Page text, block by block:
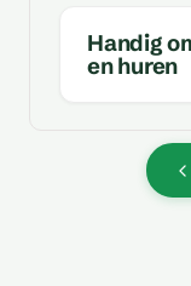
Handig
en huren